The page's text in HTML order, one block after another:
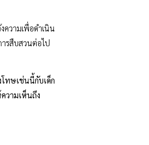
วามเพื่อดำเนิน
ารสืบสวนต่อไป
ทษเช่นนี้กับเด็ก
วามเห็นถึง